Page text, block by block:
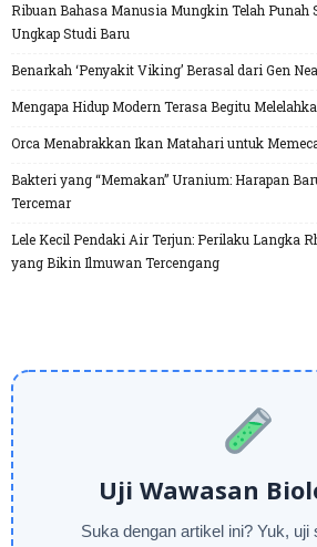
Ribuan Bahasa Manusia Mungkin Telah Punah
Ungkap Studi Baru
Benarkah ‘Penyakit Viking’ Berasal dari Gen
Mengapa Hidup Modern Terasa Begitu
Orca Menabrakkan Ikan Matahari untuk
Bakteri yang “Memakan” Uranium: Harapan
Tercemar
Lele Kecil Pendaki Air Terjun: Perilaku Langka
yang Bikin Ilmuwan Tercengang
Uji Wawasan
Suka dengan artikel ini? Yuk, uji